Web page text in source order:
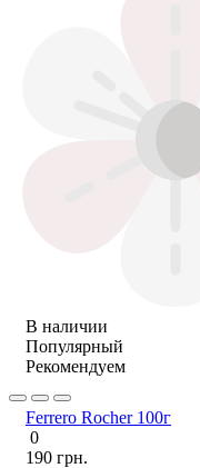
В наличии
Популярный
Рекомендуем
Ferrero Rocher 100г
0
190 грн.